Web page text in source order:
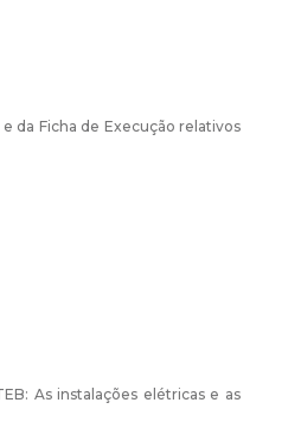
da Ficha de Execução relativos
As instalações elétricas e as